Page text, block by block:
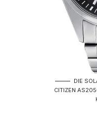
DIE
CITIZEN